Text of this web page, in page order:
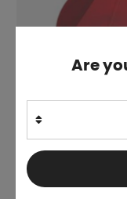
Reflex Jokon Rund
Husvagn Röd
Are